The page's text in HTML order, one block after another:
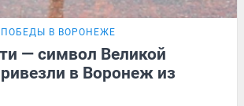
В ВОРОНЕЖЕ
— символ Великой
в Воронеж из